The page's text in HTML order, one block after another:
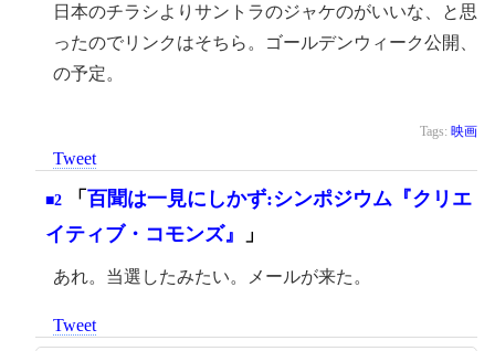
日本のチラシよりサントラのジャケのがいいな、と思
ったのでリンクはそちら。ゴールデンウィーク公開、
の予定。
Tags: 映画
Tweet
■2 「 百聞は一見にしかず:シンポジウム『クリエ
イティブ・コモンズ』
」
あれ。当選したみたい。メールが来た。
Tweet